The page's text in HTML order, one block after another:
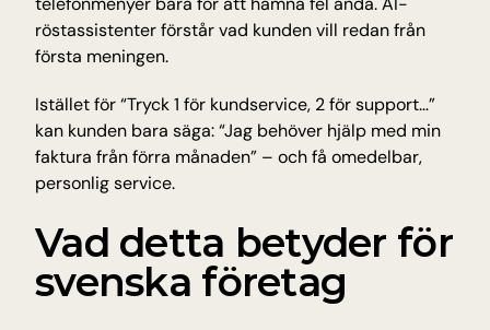
röstassistenter förstår vad kunden vill redan från
första meningen.
Istället för “Tryck 1 för kundservice, 2 för support…”
kan kunden bara säga: “Jag behöver hjälp med min
faktura från förra månaden” – och få omedelbar,
personlig service.
Vad detta betyder för
svenska företag